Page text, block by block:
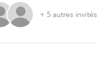
+ 5 autres invités